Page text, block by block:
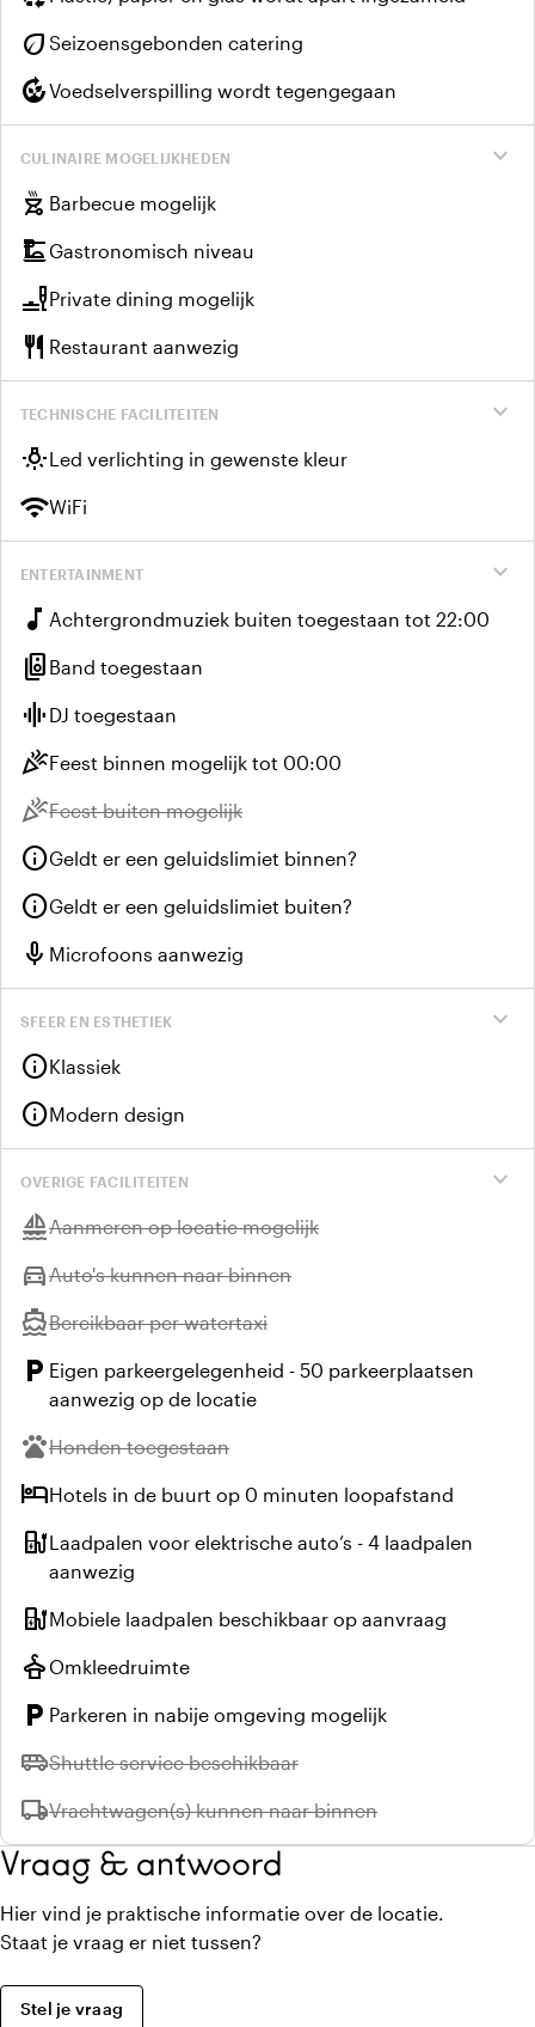
eco Seizoensgebonden catering
compostVoedselverspilling wordt tegengegaan
expand_more
CULINAIRE MOGELIJKHEDEN
outdoor_grill Barbecue mogelijk
dinner_diningGastronomisch niveau
brunch_diningPrivate dining mogelijk
restaurant Restaurant aanwezig
expand_more
TECHNISCHE FACILITEITEN
wb_incandescentLed verlichting in gewenste kleur
wifiWiFi
expand_more
ENTERTAINMENT
music_note Achtergrondmuziek buiten toegestaan tot 22:00
speaker_group Band toegestaan
graphic_eq DJ toegestaan
celebrationFeest binnen mogelijk tot 00:00
celebrationNiet beschikbaar:
Feest buiten mogelijk
infoGeldt er een geluidslimiet binnen?
infoGeldt er een geluidslimiet buiten?
mic Microfoons aanwezig
expand_more
SFEER EN ESTHETIEK
infoKlassiek
infoModern design
expand_more
OVERIGE FACILITEITEN
sailingNiet beschikbaar:
Aanmeren op locatie mogelijk
directions_carNiet beschikbaar:
Auto's kunnen naar binnen
directions_boatNiet beschikbaar:
Bereikbaar per watertaxi
local_parking Eigen parkeergelegenheid - 50 parkeerplaatsen
aanwezig op de locatie
petsNiet beschikbaar:
Honden toegestaan
hotelHotels in de buurt op 0 minuten loopafstand
ev_stationLaadpalen voor elektrische auto’s - 4 laadpalen
aanwezig
ev_stationMobiele laadpalen beschikbaar op aanvraag
styler Omkleedruimte
local_parking Parkeren in nabije omgeving mogelijk
airport_shuttleNiet beschikbaar:
Shuttle service beschikbaar
local_shippingNiet beschikbaar:
Vrachtwagen(s) kunnen naar binnen
Vraag & antwoord
Hier vind je praktische informatie over de locatie.
Staat je vraag er niet tussen?
Stel je vraag